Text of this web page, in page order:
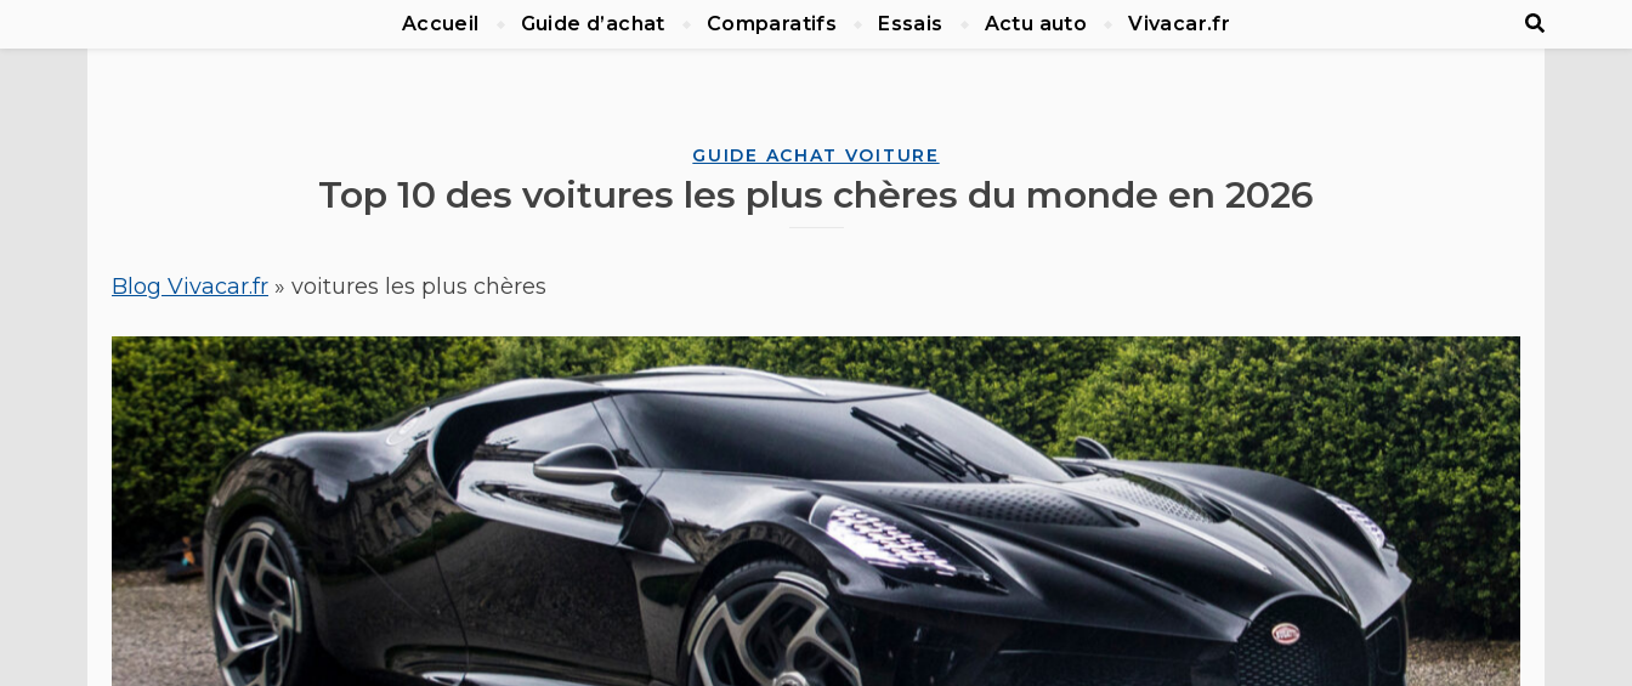
Accueil Guide d’achat Comparatifs Essais Actu auto Vivacar.fr
GUIDE ACHAT VOITURE
Top 10 des voitures les plus chères du monde en 2026
Blog Vivacar.fr » voitures les plus chères